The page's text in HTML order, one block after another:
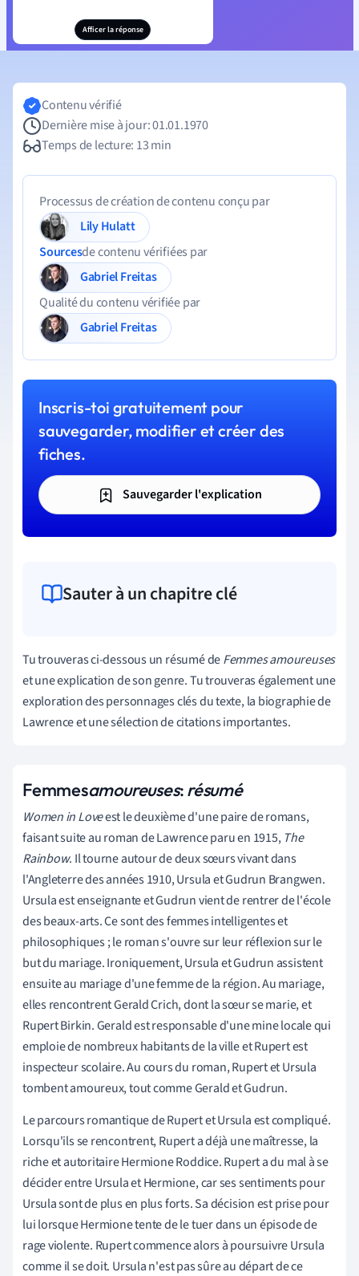
Afficer la réponse
Contenu vérifié
Dernière mise à jour: 01.01.1970
Temps de lecture: 13 min
Processus de création de contenu conçu par
Lily Hulatt
Sourcesde contenu vérifiées par
Gabriel Freitas
Qualité du contenu vérifiée par
Gabriel Freitas
Inscris-toi gratuitement pour
sauvegarder, modifier et créer des
fiches.
Sauvegarder l'explication
Sauter à un chapitre clé
Tu trouveras ci-dessous un résumé deFemmes amoureuses
et une explication de son genre. Tu trouveras également une
exploration des personnages clés du texte, la biographie de
Lawrence et une sélection de citations importantes.
Femmesamoureuses:résumé
Women in Loveest le deuxième d'une paire de romans,
faisant suite au roman de Lawrence paru en 1915, The
Rainbow. Il tourne autour de deux sœurs vivant dans
l'Angleterre des années 1910, Ursula et Gudrun Brangwen.
Ursula est enseignante et Gudrun vient de rentrer de l'école
des beaux-arts. Ce sont des femmes intelligentes et
philosophiques ; le roman s'ouvre sur leur réflexion sur le
but du mariage. Ironiquement, Ursula et Gudrun assistent
ensuite au mariage d'une femme de la région. Au mariage,
elles rencontrent Gerald Crich, dont la sœur se marie, et
Rupert Birkin. Gerald est responsable d'une mine locale qui
emploie de nombreux habitants de la ville et Rupert est
inspecteur scolaire. Au cours du roman, Rupert et Ursula
tombent amoureux, tout comme Gerald et Gudrun.
Le parcours romantique de Rupert et Ursula est compliqué.
Lorsqu'ils se rencontrent, Rupert a déjà une maîtresse, la
riche et autoritaire Hermione Roddice. Rupert a du mal à se
décider entre Ursula et Hermione, car ses sentiments pour
Ursula sont de plus en plus forts. Sa décision est prise pour
lui lorsque Hermione tente de le tuer dans un épisode de
rage violente. Rupert commence alors à poursuivre Ursula
comme il se doit. Ursula n'est pas sûre au départ de ce